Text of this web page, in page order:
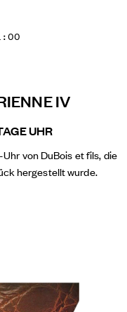
IV
UHR
von DuBois et fils, die
hergestellt wurde.